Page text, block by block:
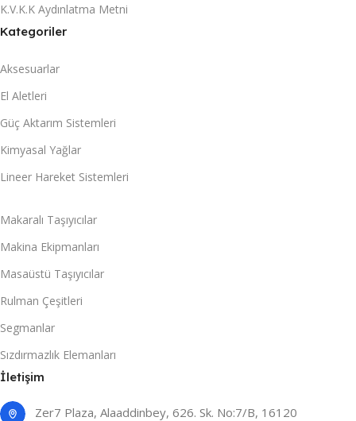
K.V.K.K Aydınlatma Metni
Kategoriler
Aksesuarlar
El Aletleri
Güç Aktarım Sistemleri
Kimyasal Yağlar
Lineer Hareket Sistemleri
Makaralı Taşıyıcılar
Makina Ekipmanları
Masaüstü Taşıyıcılar
Rulman Çeşitleri
Segmanlar
Sızdırmazlık Elemanları
İletişim
Zer7 Plaza, Alaaddinbey, 626. Sk. No:7/B, 16120